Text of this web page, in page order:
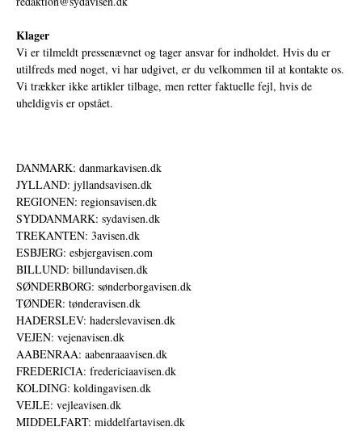
Klager
Vi er tilmeldt pressenævnet og tager ansvar for indholdet. Hvis du er
utilfreds med noget, vi har udgivet, er du velkommen til at kontakte os.
Vi trækker ikke artikler tilbage, men retter faktuelle fejl, hvis de
uheldigvis er opstået.
DANMARK: danmarkavisen.dk
JYLLAND: jyllandsavisen.dk
REGIONEN: regionsavisen.dk
SYDDANMARK: sydavisen.dk
TREKANTEN: 3avisen.dk
ESBJERG: esbjergavisen.com
BILLUND: billundavisen.dk
SØNDERBORG: sønderborgavisen.dk
TØNDER: tønderavisen.dk
HADERSLEV: haderslevavisen.dk
VEJEN: vejenavisen.dk
AABENRAA: aabenraaavisen.dk
FREDERICIA: fredericiaavisen.dk
KOLDING: koldingavisen.dk
VEJLE: vejleavisen.dk
MIDDELFART: middelfartavisen.dk